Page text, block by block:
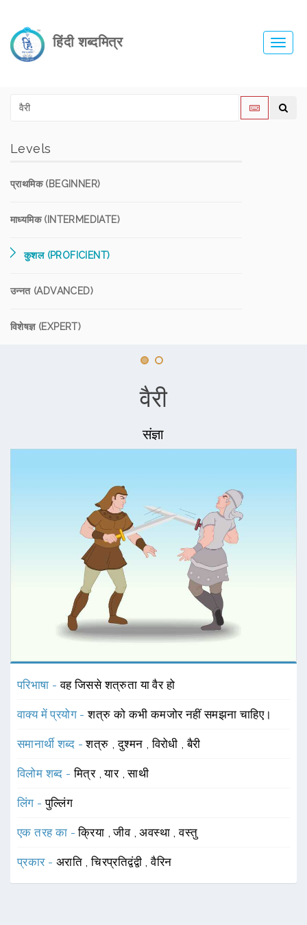
हिंदी शब्दमित्र
Levels
प्राथमिक (BEGINNER)
माध्यमिक (INTERMEDIATE)
कुशल (PROFICIENT)
उन्नत (ADVANCED)
विशेषज्ञ (EXPERT)
वैरी
संज्ञा
परिभाषा -वह जिससे शत्रुता या वैर हो
वाक्य में प्रयोग -शत्रु को कभी कमजोर नहीं समझना चाहिए।
समानार्थी शब्द -शत्रु ,दुश्मन ,विरोधी ,बैरी
विलोम शब्द -मित्र ,यार ,साथी
लिंग -पुल्लिंग
एक तरह का -क्रिया ,जीव ,अवस्था ,वस्तु
प्रकार - अराति ,चिरप्रतिद्वंद्वी ,वैरिन